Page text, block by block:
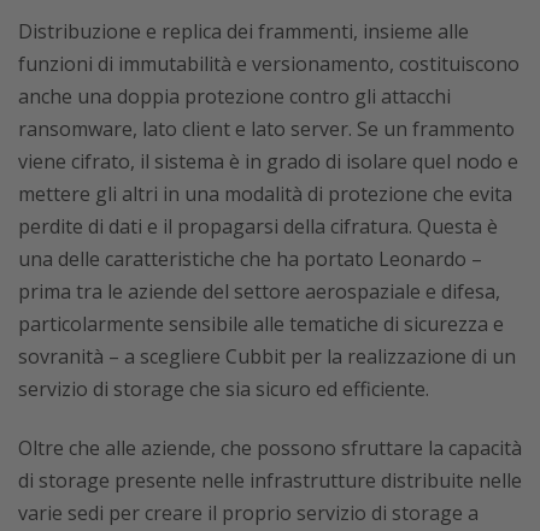
Distribuzione e replica dei frammenti, insieme alle
funzioni di immutabilità e versionamento, costituiscono
anche una doppia protezione contro gli attacchi
ransomware, lato client e lato server. Se un frammento
viene cifrato, il sistema è in grado di isolare quel nodo e
mettere gli altri in una modalità di protezione che evita
perdite di dati e il propagarsi della cifratura. Questa è
una delle caratteristiche che ha portato Leonardo –
prima tra le aziende del settore aerospaziale e difesa,
particolarmente sensibile alle tematiche di sicurezza e
sovranità – a scegliere Cubbit per la realizzazione di un
servizio di storage che sia sicuro ed efficiente.
Oltre che alle aziende, che possono sfruttare la capacità
di storage presente nelle infrastrutture distribuite nelle
varie sedi per creare il proprio servizio di storage a